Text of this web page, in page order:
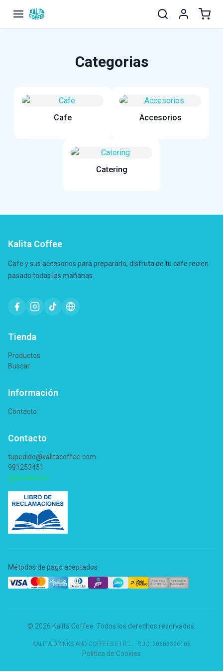
Categorias
Cafe Accesorios
Catering
Kalita Coffee
Cafe y sus accesorios para prepararlo, disfruta de tu cafe recien
pasado todas las mañanas
Tienda
Productos
Buscar
Información
Contacto
Contacto
tupedido@kalitacoffee.com
981253451
WhatsApp
Métodos de pago aceptados
© 2026 Kalita Coffee. Todos los derechos reservados.
KALITA DRINKS AND COFFEES E.I.R.L. · RUC: 20603326106
Política de Cookies